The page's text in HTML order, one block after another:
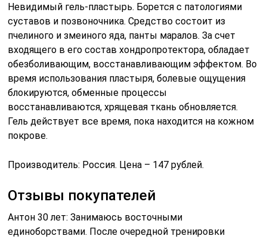
Невидимый гель-пластырь. Борется с патологиями
суставов и позвоночника. Средство состоит из
пчелиного и змеиного яда, панты маралов. За счет
входящего в его состав хондропротектора, обладает
обезболивающим, восстанавливающим эффектом. Во
время использования пластыря, болевые ощущения
блокируются, обменные процессы
восстанавливаются, хрящевая ткань обновляется.
Гель действует все время, пока находится на кожном
покрове.
Производитель: Россия. Цена – 147 рублей.
Отзывы покупателей
Антон 30 лет: Занимаюсь восточными
единоборствами. После очередной тренировки